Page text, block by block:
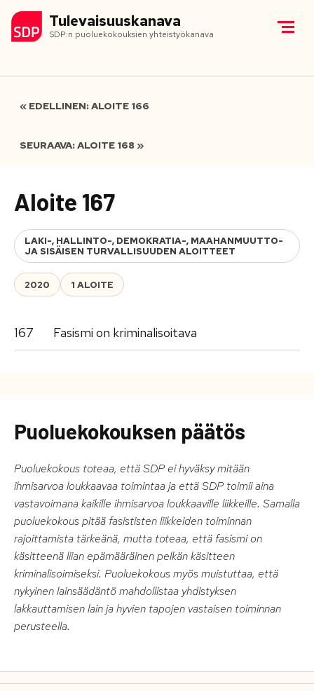
Tulevaisuuskanava
SDP:n puoluekokouksien yhteistyökanava
« EDELLINEN: ALOITE 166
SEURAAVA: ALOITE 168 »
Aloite 167
LAKI-, HALLINTO-, DEMOKRATIA-, MAAHANMUUTTO-
JA SISÄISEN TURVALLISUUDEN ALOITTEET
2020 1 ALOITE
167 Fasismi on kriminalisoitava
Puoluekokouksen päätös
Puoluekokous toteaa, että SDP ei hyväksy mitään
ihmisarvoa loukkaavaa toimintaa ja että SDP toimii aina
vastavoimana kaikille ihmisarvoa loukkaaville liikkeille. Samalla
puoluekokous pitää fasististen liikkeiden toiminnan
rajoittamista tärkeänä, mutta toteaa, että fasismi on
käsitteenä liian epämääräinen pelkän käsitteen
kriminalisoimiseksi. Puoluekokous myös muistuttaa, että
nykyinen lainsäädäntö mahdollistaa yhdistyksen
lakkauttamisen lain ja hyvien tapojen vastaisen toiminnan
perusteella.